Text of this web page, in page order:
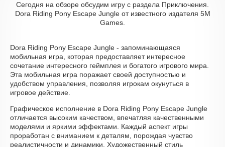
Сегодня на обзоре обсудим игру с раздела Приключения.
Dora Riding Pony Escape Jungle от известного издателя 5M
Games.
Dora Riding Pony Escape Jungle - запоминающаяся
мобильная игра, которая предоставляет интересное
сочетание интересного геймплея и богатого игрового мира.
Эта мобильная игра поражает своей доступностью и
удобством управления, позволяя игрокам окунуться в
игровое действие.
Графическое исполнение в Dora Riding Pony Escape Jungle
отличается высоким качеством, впечатляя качественными
моделями и яркими эффектами. Каждый аспект игры
проработан с вниманием к деталям, порождая чувство
реалистичности и динамики. Художественный стиль